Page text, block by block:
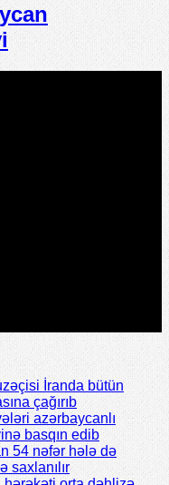
İranda bütün
çağırıb
azərbaycanlı
basqın edib
54 nəfər hələ də
saxlanılır